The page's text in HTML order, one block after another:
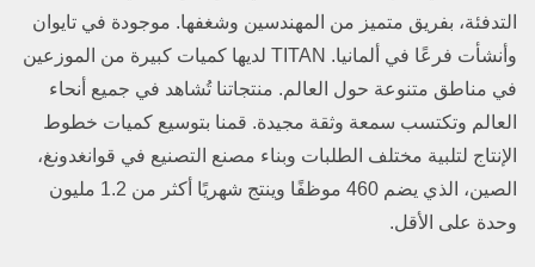
التدفئة، بفريق متميز من المهندسين وشغفها. موجودة في تايوان
وأنشأت فرعًا في ألمانيا. TITAN لديها كميات كبيرة من الموزعين
في مناطق متنوعة حول العالم. منتجاتنا تُشاهد في جميع أنحاء
العالم وتكتسب سمعة وثقة مجيدة. قمنا بتوسيع كميات خطوط
الإنتاج لتلبية مختلف الطلبات وبناء مصنع التصنيع في قوانغدونغ،
الصين، الذي يضم 460 موظفًا وينتج شهريًا أكثر من 1.2 مليون
وحدة على الأقل.